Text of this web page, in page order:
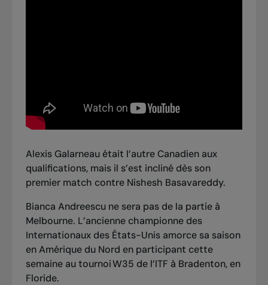
Alexis Galarneau était l’autre Canadien aux
qualifications, mais il s’est incliné dès son
premier match contre Nishesh Basavareddy.
Bianca Andreescu ne sera pas de la partie à
Melbourne. L’ancienne championne des
Internationaux des États-Unis amorce sa saison
en Amérique du Nord en participant cette
semaine au tournoi W35 de l’ITF à Bradenton, en
Floride.